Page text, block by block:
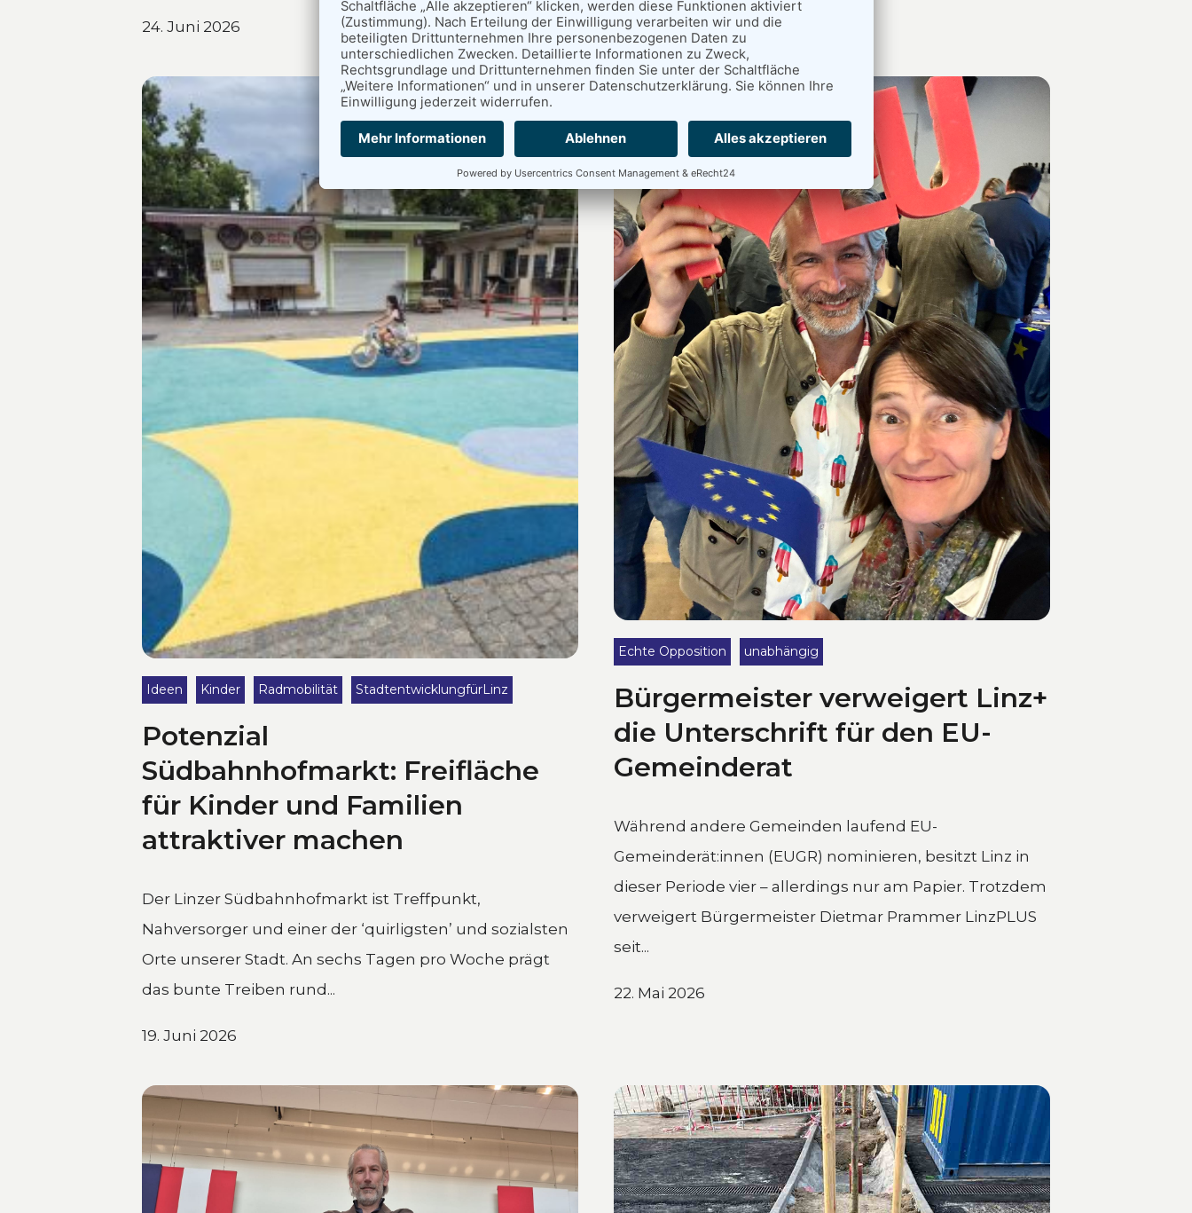
Ideen Kinder Radmobilität StadtentwicklungfürLinz
Potenzial
Südbahnhofmarkt: Freifläche
für Kinder und Familien
attraktiver machen
Nahversorger und einer der ‘quirligsten’ und sozialsten
Orte unserer Stadt. An sechs Tagen pro Woche prägt
das bunte Treiben rund...
19. Juni 2026
Echte Opposition unabhängig
Bürgermeister verweigert Linz+
die Unterschrift für den EU-
Gemeinderat
Während andere Gemeinden laufend EU-
dieser Periode vier – allerdings nur am Papier. Trotzdem
verweigert Bürgermeister Dietmar Prammer LinzPLUS
seit...
22. Mai 2026